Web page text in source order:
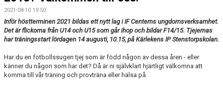
KONTAKT
2021-08-10 19:50
Inför höstterminen 2021 bildas ett nytt lag i IF Centerns ungdomsverksamhet.
Det är flickorna från U14 och U15 som går ihop och bildar F14/15. Tjejernas
har träningsstart lördagen 14 augusti, 10.15, på Kärlekens IP Stenstorpskolan.
Har du en fotbollssugen tjej som är född någon av dessa åren - eller
känner du någon som har det? Då är ni självklart hjärtligt välkomna att
komma till vår träning och provträna eller hälsa på.